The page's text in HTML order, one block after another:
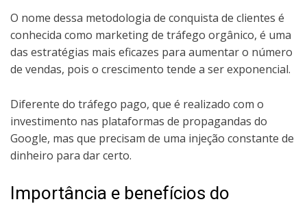
O nome dessa metodologia de conquista de clientes é
conhecida como marketing de tráfego orgânico, é uma
das estratégias mais eficazes para aumentar o número
de vendas, pois o crescimento tende a ser exponencial.
Diferente do tráfego pago, que é realizado com o
investimento nas plataformas de propagandas do
Google, mas que precisam de uma injeção constante de
dinheiro para dar certo.
Importância e benefícios do